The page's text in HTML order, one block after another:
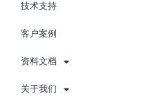
技术支持
客户案例
资料文档
关于我们